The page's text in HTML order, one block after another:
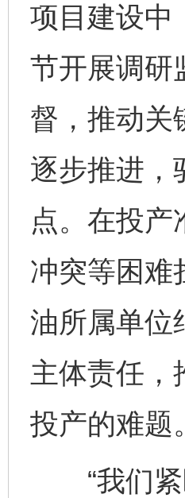
项目建设中
节开展调研
督，推动关
逐步推进，
点。在投
冲突等困难
油所属单位
主体责任，
投产的难题。
“我们紧